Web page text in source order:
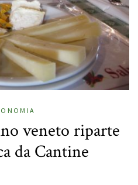
veneto riparte
da Cantine